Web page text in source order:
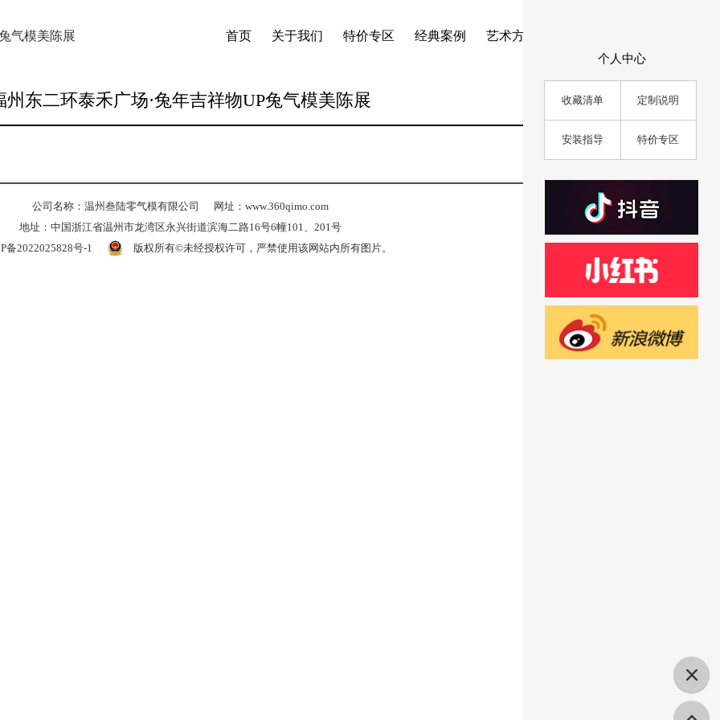
气模美陈展 首页 关于我们 特价专区 经典案例 艺术方案
个人中心
收藏清单 定制说明
安装指导 特价专区
州东二环泰禾广场·兔年吉祥物UP兔气模美陈展
公司名称：温州叁陆零气模有限公司
网址：www.360qimo.com
地址：中国浙江省温州市龙湾区永兴街道滨海二路16号6幢101、201号
备2022025828号-1
版权所有©未经授权许可，严禁使用该网站内所有图片。